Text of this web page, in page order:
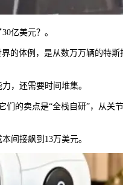
亿美元？。
体例，是从数万万辆的特斯
，还需要时间堆集。
卖点是“全栈自研”，从关
间接飙到13万美元。